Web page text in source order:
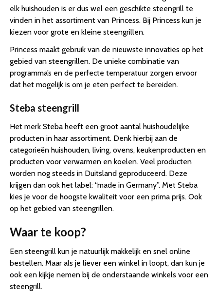
elk huishouden is er dus wel een geschikte steengrill te
vinden in het assortiment van Princess. Bij Princess kun je
kiezen voor grote en kleine steengrillen.
Princess maakt gebruik van de nieuwste innovaties op het
gebied van steengrillen. De unieke combinatie van
programma’s en de perfecte temperatuur zorgen ervoor
dat het mogelijk is om je eten perfect te bereiden.
Steba steengrill
Het merk Steba heeft een groot aantal huishoudelijke
producten in haar assortiment. Denk hierbij aan de
categorieën huishouden, living, ovens, keukenproducten en
producten voor verwarmen en koelen. Veel producten
worden nog steeds in Duitsland geproduceerd. Deze
krijgen dan ook het label: “made in Germany”. Met Steba
kies je voor de hoogste kwaliteit voor een prima prijs. Ook
op het gebied van steengrillen.
Waar te koop?
Een steengrill kun je natuurlijk makkelijk en snel online
bestellen. Maar als je liever een winkel in loopt, dan kun je
ook een kijkje nemen bij de onderstaande winkels voor een
steengrill.